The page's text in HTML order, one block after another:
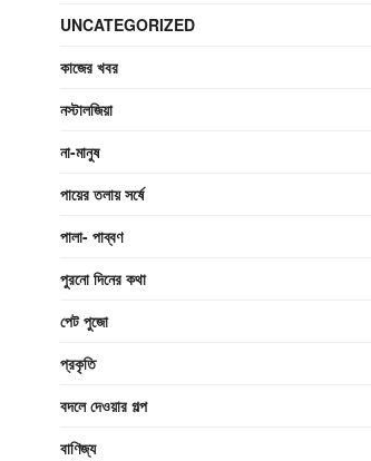
UNCATEGORIZED
কাজের খবর
নস্টালজিয়া
না-মানুষ
পায়ের তলায় সর্ষে
পালা- পাব্বণ
পুরনো দিনের কথা
পেট পুজো
প্রকৃতি
বদলে দেওয়ার গল্প
বাণিজ্য